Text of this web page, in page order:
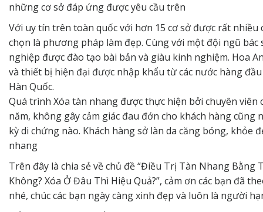
những cơ sở đáp ứng được yêu cầu trên
Với uy tín trên toàn quốc với hơn 15 cơ sở được rất nhiều
chọn là phương pháp làm đẹp. Cùng với một đội ngũ bác
nghiệp được đào tạo bài bản và giàu kinh nghiệm. Hoa
và thiết bị hiện đại được nhập khẩu từ các nước hàng
Hàn Quốc.
Quá trình Xóa tàn nhang được thực hiện bởi chuyên viên
năm, không gây cảm giác đau đớn cho khách hàng cũng
kỳ di chứng nào. Khách hàng sở làn da căng bóng, khỏe
nhang
Trên đây là chia sẻ về chủ đề “Điều Trị Tàn Nhang Bằng
Không? Xóa Ở Đâu Thì Hiệu Quả?”, cảm ơn các bạn đã
nhé, chúc các bạn ngày càng xinh đẹp và luôn là người